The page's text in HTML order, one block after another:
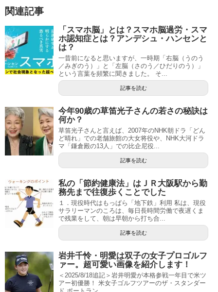
関連記事
「スマホ脳」とは？スマホ脳過労・スマ
ホ認知症とは？アンデシュ・ハンセンと
は？
一昔前になると思いますが、一時期「右脳（うのう
／みぎのう）」と「左脳（さのう／ひだりのう）」
という言葉を頻繁に聞きました。 そ...
記事を読む
今年90歳の草笛光子さんの若さの秘訣は
何か？
草笛光子さんと言えば、2007年のNHK朝ドラ「どん
ど晴れ」での老舗旅館の大女将役や、NHK大河ドラ
マ「鎌倉殿の13人」での比企尼役...
記事を読む
私の「節約健康法」はＪＲ大阪駅から勤
務先まで往復歩くことでした
１．現役時代はもっぱら「地下鉄」利用 私は、現役
サラリーマンのころは、毎日長時間労働で夜遅くま
で残業をして、朝は早朝から打ち合...
記事を読む
岩井千怜・明愛は双子の女子プロゴルフ
ァー。超可愛い画像を紹介します！
＜2025/8/18追記＞岩井明愛が本格参戦一年目で米ツ
アー初優勝！ 米女子ゴルフツアーのザ・スタンダー